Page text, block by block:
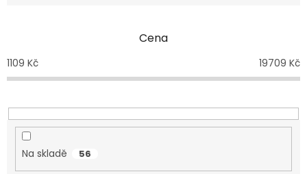
p
r
o
u
Cena
1109 Kč 19709 Kč
Na skladě 56